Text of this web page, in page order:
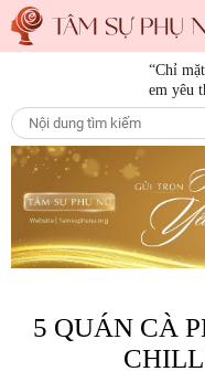
“Chỉ
em yêu
“Save”
10 bí
15 bí
luôn
5 QUÁN CÀ